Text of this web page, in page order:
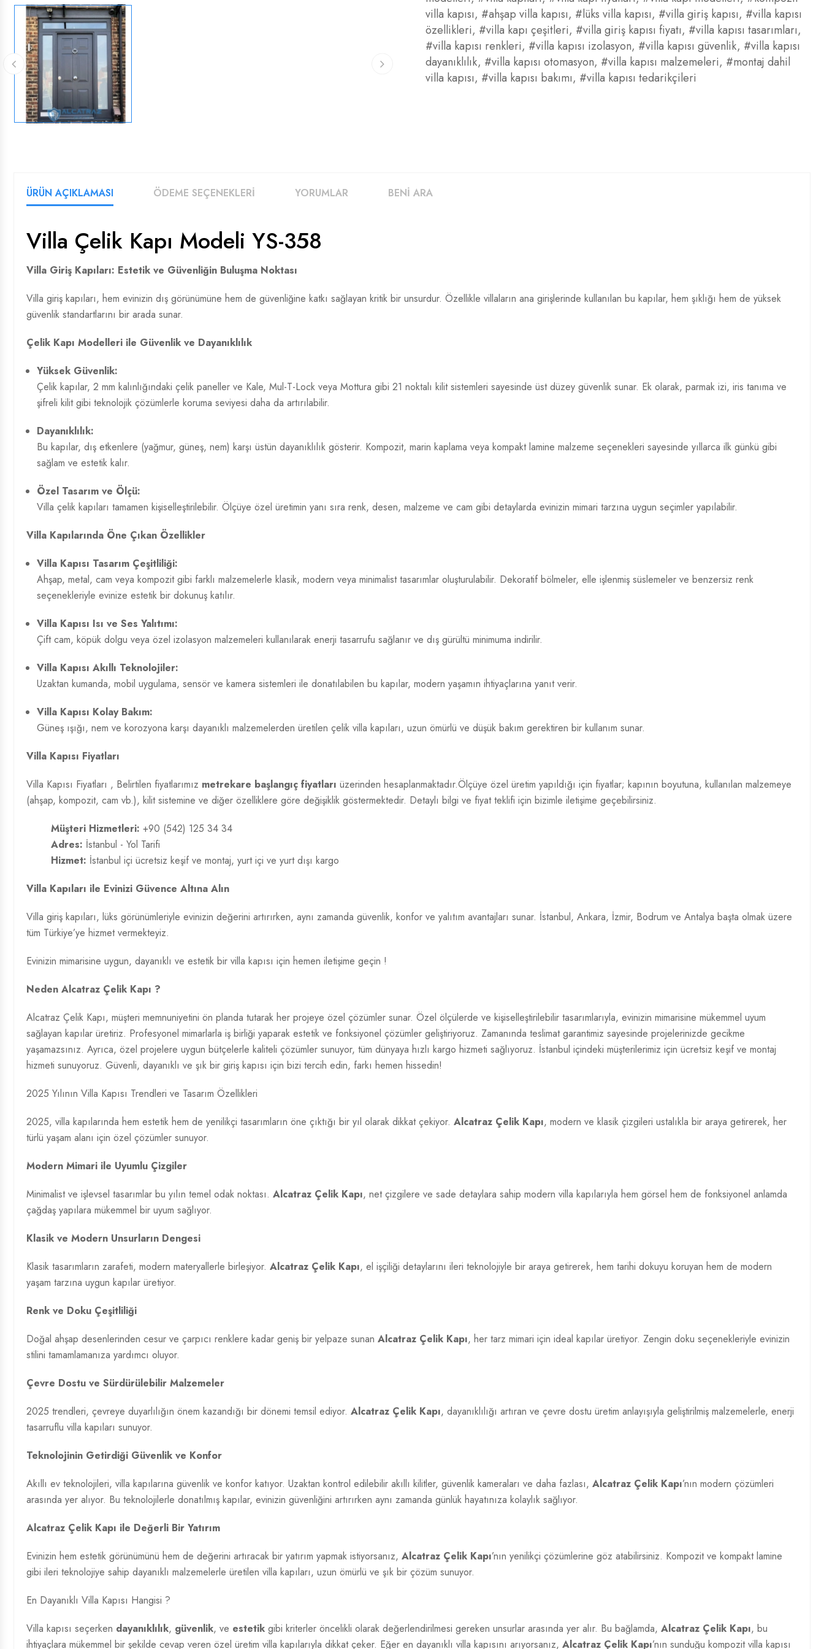
villa kapısı, #ahşap villa kapısı, #lüks villa kapısı, #villa giriş kapısı, #villa kapısı
özellikleri, #villa kapı çeşitleri, #villa giriş kapısı fiyatı, #villa kapısı tasarımları,
#villa kapısı renkleri, #villa kapısı izolasyon, #villa kapısı güvenlik, #villa kapısı
dayanıklılık, #villa kapısı otomasyon, #villa kapısı malzemeleri, #montaj dahil
villa kapısı, #villa kapısı bakımı, #villa kapısı tedarikçileri
ÜRÜN AÇIKLAMASI ÖDEME SEÇENEKLERİ YORUMLAR BENİ ARA
Villa Çelik Kapı Modeli YS-358
Villa Giriş Kapıları: Estetik ve Güvenliğin Buluşma Noktası
Villa giriş kapıları, hem evinizin dış görünümüne hem de güvenliğine katkı sağlayan kritik bir unsurdur. Özellikle villaların ana girişlerinde kullanılan bu kapılar, hem şıklığı hem de yüksek
güvenlik standartlarını bir arada sunar.
Çelik Kapı Modelleri ile Güvenlik ve Dayanıklılık
Yüksek Güvenlik:
Çelik kapılar, 2 mm kalınlığındaki çelik paneller ve Kale, Mul-T-Lock veya Mottura gibi 21 noktalı kilit sistemleri sayesinde üst düzey güvenlik sunar. Ek olarak, parmak izi, iris tanıma ve
şifreli kilit gibi teknolojik çözümlerle koruma seviyesi daha da artırılabilir.
Dayanıklılık:
Bu kapılar, dış etkenlere (yağmur, güneş, nem) karşı üstün dayanıklılık gösterir. Kompozit, marin kaplama veya kompakt lamine malzeme seçenekleri sayesinde yıllarca ilk günkü gibi
sağlam ve estetik kalır.
Özel Tasarım ve Ölçü:
Villa çelik kapıları tamamen kişiselleştirilebilir. Ölçüye özel üretimin yanı sıra renk, desen, malzeme ve cam gibi detaylarda evinizin mimari tarzına uygun seçimler yapılabilir.
Villa Kapılarında Öne Çıkan Özellikler
Villa Kapısı Tasarım Çeşitliliği:
Ahşap, metal, cam veya kompozit gibi farklı malzemelerle klasik, modern veya minimalist tasarımlar oluşturulabilir. Dekoratif bölmeler, elle işlenmiş süslemeler ve benzersiz renk
seçenekleriyle evinize estetik bir dokunuş katılır.
Villa Kapısı Isı ve Ses Yalıtımı:
Çift cam, köpük dolgu veya özel izolasyon malzemeleri kullanılarak enerji tasarrufu sağlanır ve dış gürültü minimuma indirilir.
Villa Kapısı Akıllı Teknolojiler:
Uzaktan kumanda, mobil uygulama, sensör ve kamera sistemleri ile donatılabilen bu kapılar, modern yaşamın ihtiyaçlarına yanıt verir.
Villa Kapısı Kolay Bakım:
Güneş ışığı, nem ve korozyona karşı dayanıklı malzemelerden üretilen çelik villa kapıları, uzun ömürlü ve düşük bakım gerektiren bir kullanım sunar.
Villa Kapısı Fiyatları
Villa Kapısı Fiyatları , Belirtilen fiyatlarımız metrekare başlangıç fiyatları üzerinden hesaplanmaktadır.Ölçüye özel üretim yapıldığı için fiyatlar; kapının boyutuna, kullanılan malzemeye
(ahşap, kompozit, cam vb.), kilit sistemine ve diğer özelliklere göre değişiklik göstermektedir. Detaylı bilgi ve fiyat teklifi için bizimle iletişime geçebilirsiniz.
Müşteri Hizmetleri: +90 (542) 125 34 34
Adres: İstanbul - Yol Tarifi
Hizmet: İstanbul içi ücretsiz keşif ve montaj, yurt içi ve yurt dışı kargo
Villa Kapıları ile Evinizi Güvence Altına Alın
Villa giriş kapıları, lüks görünümleriyle evinizin değerini artırırken, aynı zamanda güvenlik, konfor ve yalıtım avantajları sunar. İstanbul, Ankara, İzmir, Bodrum ve Antalya başta olmak üzere
tüm Türkiye’ye hizmet vermekteyiz.
Evinizin mimarisine uygun, dayanıklı ve estetik bir villa kapısı için hemen iletişime geçin !
Neden Alcatraz Çelik Kapı ?
Alcatraz Çelik Kapı, müşteri memnuniyetini ön planda tutarak her projeye özel çözümler sunar. Özel ölçülerde ve kişiselleştirilebilir tasarımlarıyla, evinizin mimarisine mükemmel uyum
sağlayan kapılar üretiriz. Profesyonel mimarlarla iş birliği yaparak estetik ve fonksiyonel çözümler geliştiriyoruz. Zamanında teslimat garantimiz sayesinde projelerinizde gecikme
yaşamazsınız. Ayrıca, özel projelere uygun bütçelerle kaliteli çözümler sunuyor, tüm dünyaya hızlı kargo hizmeti sağlıyoruz. İstanbul içindeki müşterilerimiz için ücretsiz keşif ve montaj
hizmeti sunuyoruz. Güvenli, dayanıklı ve şık bir giriş kapısı için bizi tercih edin, farkı hemen hissedin!
2025 Yılının Villa Kapısı Trendleri ve Tasarım Özellikleri
2025, villa kapılarında hem estetik hem de yenilikçi tasarımların öne çıktığı bir yıl olarak dikkat çekiyor. Alcatraz Çelik Kapı, modern ve klasik çizgileri ustalıkla bir araya getirerek, her
türlü yaşam alanı için özel çözümler sunuyor.
Modern Mimari ile Uyumlu Çizgiler
Minimalist ve işlevsel tasarımlar bu yılın temel odak noktası. Alcatraz Çelik Kapı, net çizgilere ve sade detaylara sahip modern villa kapılarıyla hem görsel hem de fonksiyonel anlamda
çağdaş yapılara mükemmel bir uyum sağlıyor.
Klasik ve Modern Unsurların Dengesi
Klasik tasarımların zarafeti, modern materyallerle birleşiyor. Alcatraz Çelik Kapı, el işçiliği detaylarını ileri teknolojiyle bir araya getirerek, hem tarihi dokuyu koruyan hem de modern
yaşam tarzına uygun kapılar üretiyor.
Renk ve Doku Çeşitliliği
Doğal ahşap desenlerinden cesur ve çarpıcı renklere kadar geniş bir yelpaze sunan Alcatraz Çelik Kapı, her tarz mimari için ideal kapılar üretiyor. Zengin doku seçenekleriyle evinizin
stilini tamamlamanıza yardımcı oluyor.
Çevre Dostu ve Sürdürülebilir Malzemeler
2025 trendleri, çevreye duyarlılığın önem kazandığı bir dönemi temsil ediyor. Alcatraz Çelik Kapı, dayanıklılığı artıran ve çevre dostu üretim anlayışıyla geliştirilmiş malzemelerle, enerji
tasarruflu villa kapıları sunuyor.
Teknolojinin Getirdiği Güvenlik ve Konfor
Akıllı ev teknolojileri, villa kapılarına güvenlik ve konfor katıyor. Uzaktan kontrol edilebilir akıllı kilitler, güvenlik kameraları ve daha fazlası, Alcatraz Çelik Kapı’nın modern çözümleri
arasında yer alıyor. Bu teknolojilerle donatılmış kapılar, evinizin güvenliğini artırırken aynı zamanda günlük hayatınıza kolaylık sağlıyor.
Alcatraz Çelik Kapı ile Değerli Bir Yatırım
Evinizin hem estetik görünümünü hem de değerini artıracak bir yatırım yapmak istiyorsanız, Alcatraz Çelik Kapı’nın yenilikçi çözümlerine göz atabilirsiniz. Kompozit ve kompakt lamine
gibi ileri teknolojiye sahip dayanıklı malzemelerle üretilen villa kapıları, uzun ömürlü ve şık bir çözüm sunuyor.
En Dayanıklı Villa Kapısı Hangisi ?
Villa kapısı seçerken dayanıklılık, güvenlik, ve estetik gibi kriterler öncelikli olarak değerlendirilmesi gereken unsurlar arasında yer alır. Bu bağlamda, Alcatraz Çelik Kapı, bu
ihtiyaçlara mükemmel bir şekilde cevap veren özel üretim villa kapılarıyla dikkat çeker. Eğer en dayanıklı villa kapısını arıyorsanız, Alcatraz Çelik Kapı’nın sunduğu kompozit villa kapısı